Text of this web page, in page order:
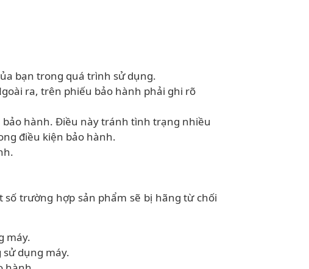
bạn trong quá trình sử dụng.
ra, trên phiếu bảo hành phải ghi rõ
hành. Điều này tránh tình trạng nhiều
điều kiện bảo hành.
số trường hợp sản phẩm sẽ bị hãng từ chối
máy.
dụng máy.